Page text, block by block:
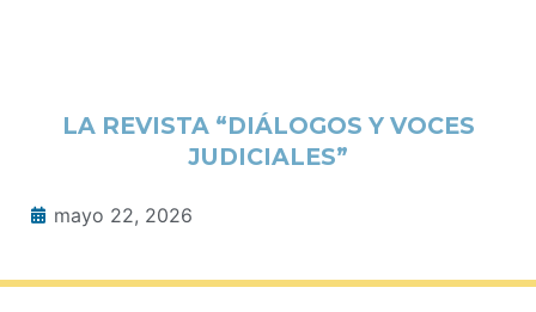
LA REVISTA “DIÁLOGOS Y VOCES
JUDICIALES”
mayo 22, 2026